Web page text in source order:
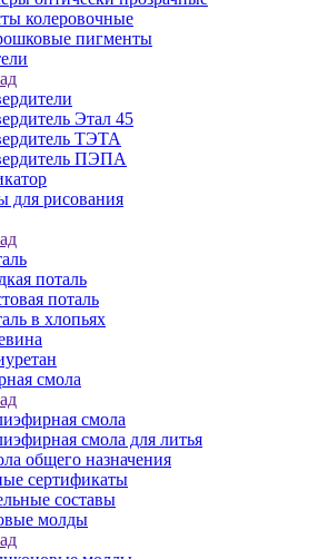
колеровочные
пигменты
Этал 45
ТЭТА
ПЭПА
для рисования
поталь
поталь
в хлопьях
смола
смола
смола для литья
общего назначения
сертификаты
составы
молды